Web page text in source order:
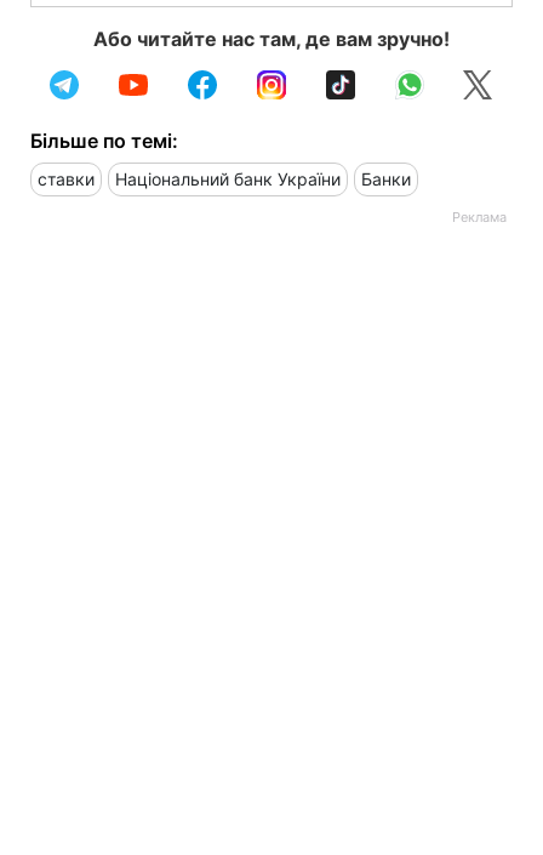
Або читайте нас там, де вам зручно!
Більше по темі:
ставки Національний банк України Банки